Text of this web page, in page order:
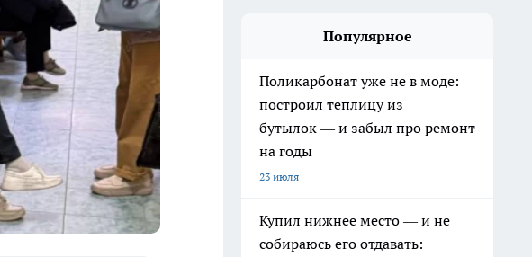
Популярное
Поликарбонат уже не в моде:
построил теплицу из
бутылок — и забыл про ремонт
на годы
23 июля
Купил нижнее место — и не
собираюсь его отдавать: